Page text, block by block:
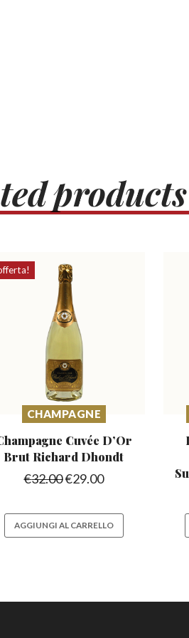
products
CHAMPAGNE
Cuvée D’Or
Brut Richard Dhondt
€32.00€29.00
AGGIUNGI AL CARRELLO